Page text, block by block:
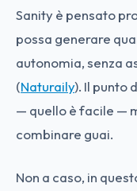
Sanity è pensato
possa generare
autonomia, senza
(Naturaily). Il punto
— quello è facile —
combinare guai.
Non a caso, in